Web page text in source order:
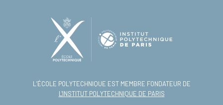
L’ÉCOLE POLYTECHNIQUE EST MEMBRE FONDATEUR DE
L'INSTITUT POLYTECHNIQUE DE PARIS